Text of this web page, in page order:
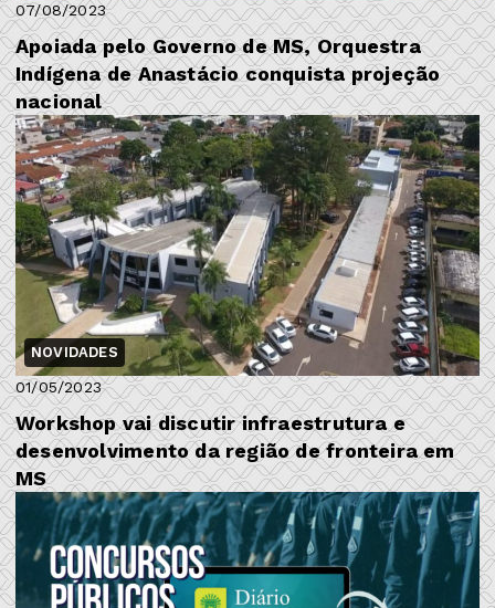
07/08/2023
Apoiada pelo Governo de MS, Orquestra
Indígena de Anastácio conquista projeção
nacional
NOVIDADES
01/05/2023
Workshop vai discutir infraestrutura e
desenvolvimento da região de fronteira em
MS